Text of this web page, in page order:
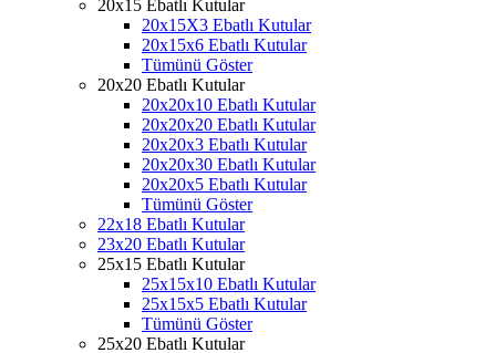
20x15 Ebatlı Kutular
20x15X3 Ebatlı Kutular
20x15x6 Ebatlı Kutular
Tümünü Göster
20x20 Ebatlı Kutular
20x20x10 Ebatlı Kutular
20x20x20 Ebatlı Kutular
20x20x3 Ebatlı Kutular
20x20x30 Ebatlı Kutular
20x20x5 Ebatlı Kutular
Tümünü Göster
22x18 Ebatlı Kutular
23x20 Ebatlı Kutular
25x15 Ebatlı Kutular
25x15x10 Ebatlı Kutular
25x15x5 Ebatlı Kutular
Tümünü Göster
25x20 Ebatlı Kutular